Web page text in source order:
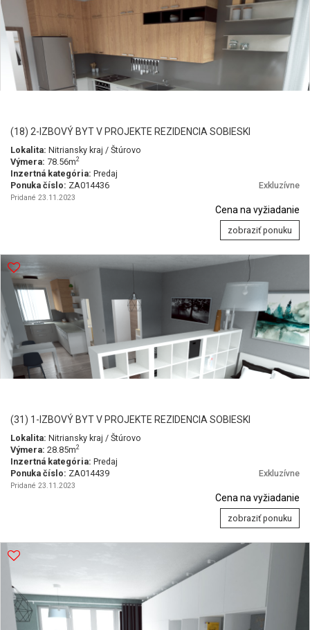
(18) 2-IZBOVÝ BYT V PROJEKTE REZIDENCIA SOBIESKI
Lokalita: Nitriansky kraj / Štúrovo
Výmera: 78.56m2
Inzertná kategória: Predaj
Ponuka číslo: ZA014436 Exkluzívne
Pridané 23.11.2023
Cena na vyžiadanie
zobraziť ponuku
(31) 1-IZBOVÝ BYT V PROJEKTE REZIDENCIA SOBIESKI
Lokalita: Nitriansky kraj / Štúrovo
Výmera: 28.85m2
Inzertná kategória: Predaj
Ponuka číslo: ZA014439 Exkluzívne
Pridané 23.11.2023
Cena na vyžiadanie
zobraziť ponuku